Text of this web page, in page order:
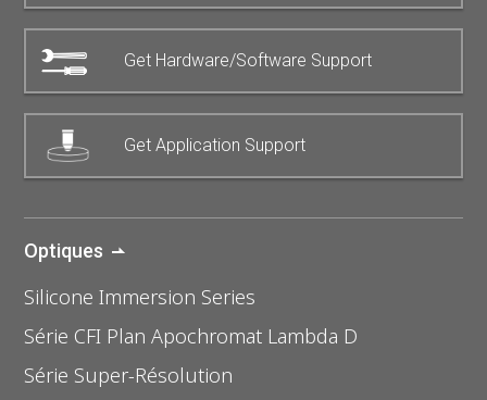
Get Hardware/Software Support
Get Application Support
Optiques
Silicone Immersion Series
Série CFI Plan Apochromat Lambda D
Série Super-Résolution